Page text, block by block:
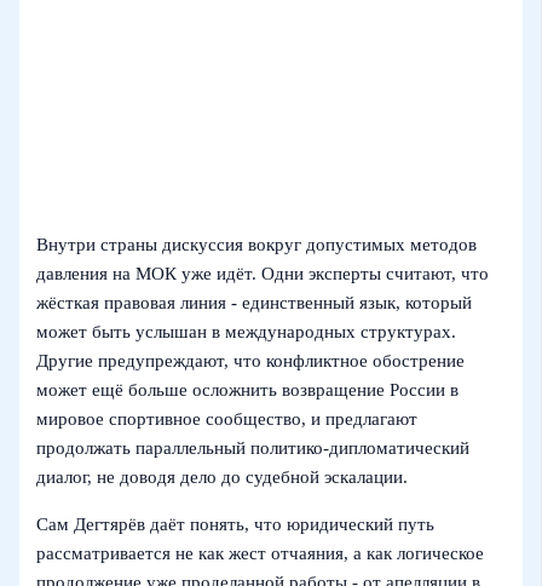
Внутри страны дискуссия вокруг допустимых методов
давления на МОК уже идёт. Одни эксперты считают, что
жёсткая правовая линия - единственный язык, который
может быть услышан в международных структурах.
Другие предупреждают, что конфликтное обострение
может ещё больше осложнить возвращение России в
мировое спортивное сообщество, и предлагают
продолжать параллельный политико-дипломатический
диалог, не доводя дело до судебной эскалации.
Сам Дегтярёв даёт понять, что юридический путь
рассматривается не как жест отчаяния, а как логическое
продолжение уже проделанной работы - от апелляции в